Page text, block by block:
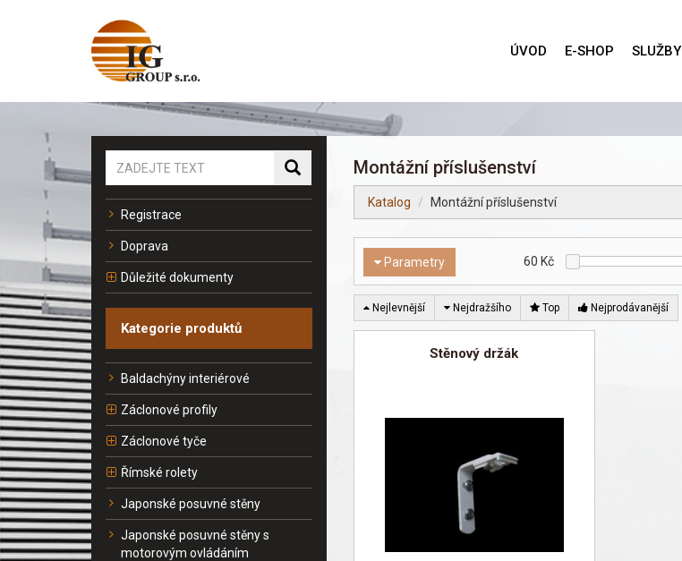
ÚVOD E-SHOP SLUŽBY
Registrace
Doprava
Důležité dokumenty
Kategorie produktů
Baldachýny interiérové
Záclonové profily
Záclonové tyče
Římské rolety
Japonské posuvné stěny
Japonské posuvné stěny s
motorovým ovládáním
Montážní příslušenství
Katalog Montážní příslušenství
Parametry 60 Kč
Nejlevnější Nejdražšího Top Nejprodávanější
Stěnový držák